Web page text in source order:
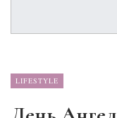
LIFESTYLE